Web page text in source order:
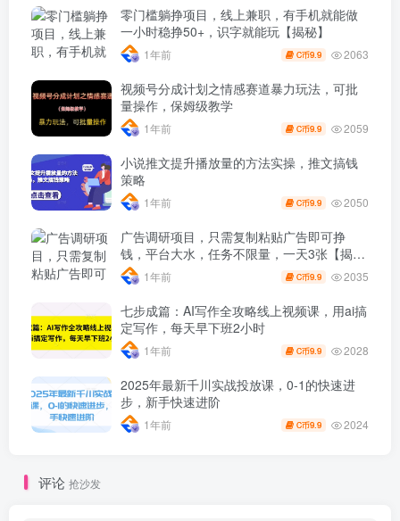
零门槛躺挣项目，线上兼职，有手机就能做
一小时稳挣50+，识字就能玩【揭秘】
1年前 C币9.9 2063
视频号分成计划之情感赛道暴力玩法，可批
量操作，保姆级教学
1年前 C币9.9 2059
小说推文提升播放量的方法实操，推文搞钱
策略
1年前 C币9.9 2050
广告调研项目，只需复制粘贴广告即可挣
钱，平台大水，任务不限量，一天3张【揭
秘】1年前 C币9.9 2035
七步成篇：AI写作全攻略线上视频课，用ai搞
定写作，每天早下班2小时
1年前 C币9.9 2028
2025年最新千川实战投放课，0-1的快速进
步，新手快速进阶
1年前 C币9.9 2024
评论 抢沙发